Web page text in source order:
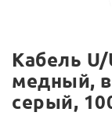
Кабель
медный,
серый,